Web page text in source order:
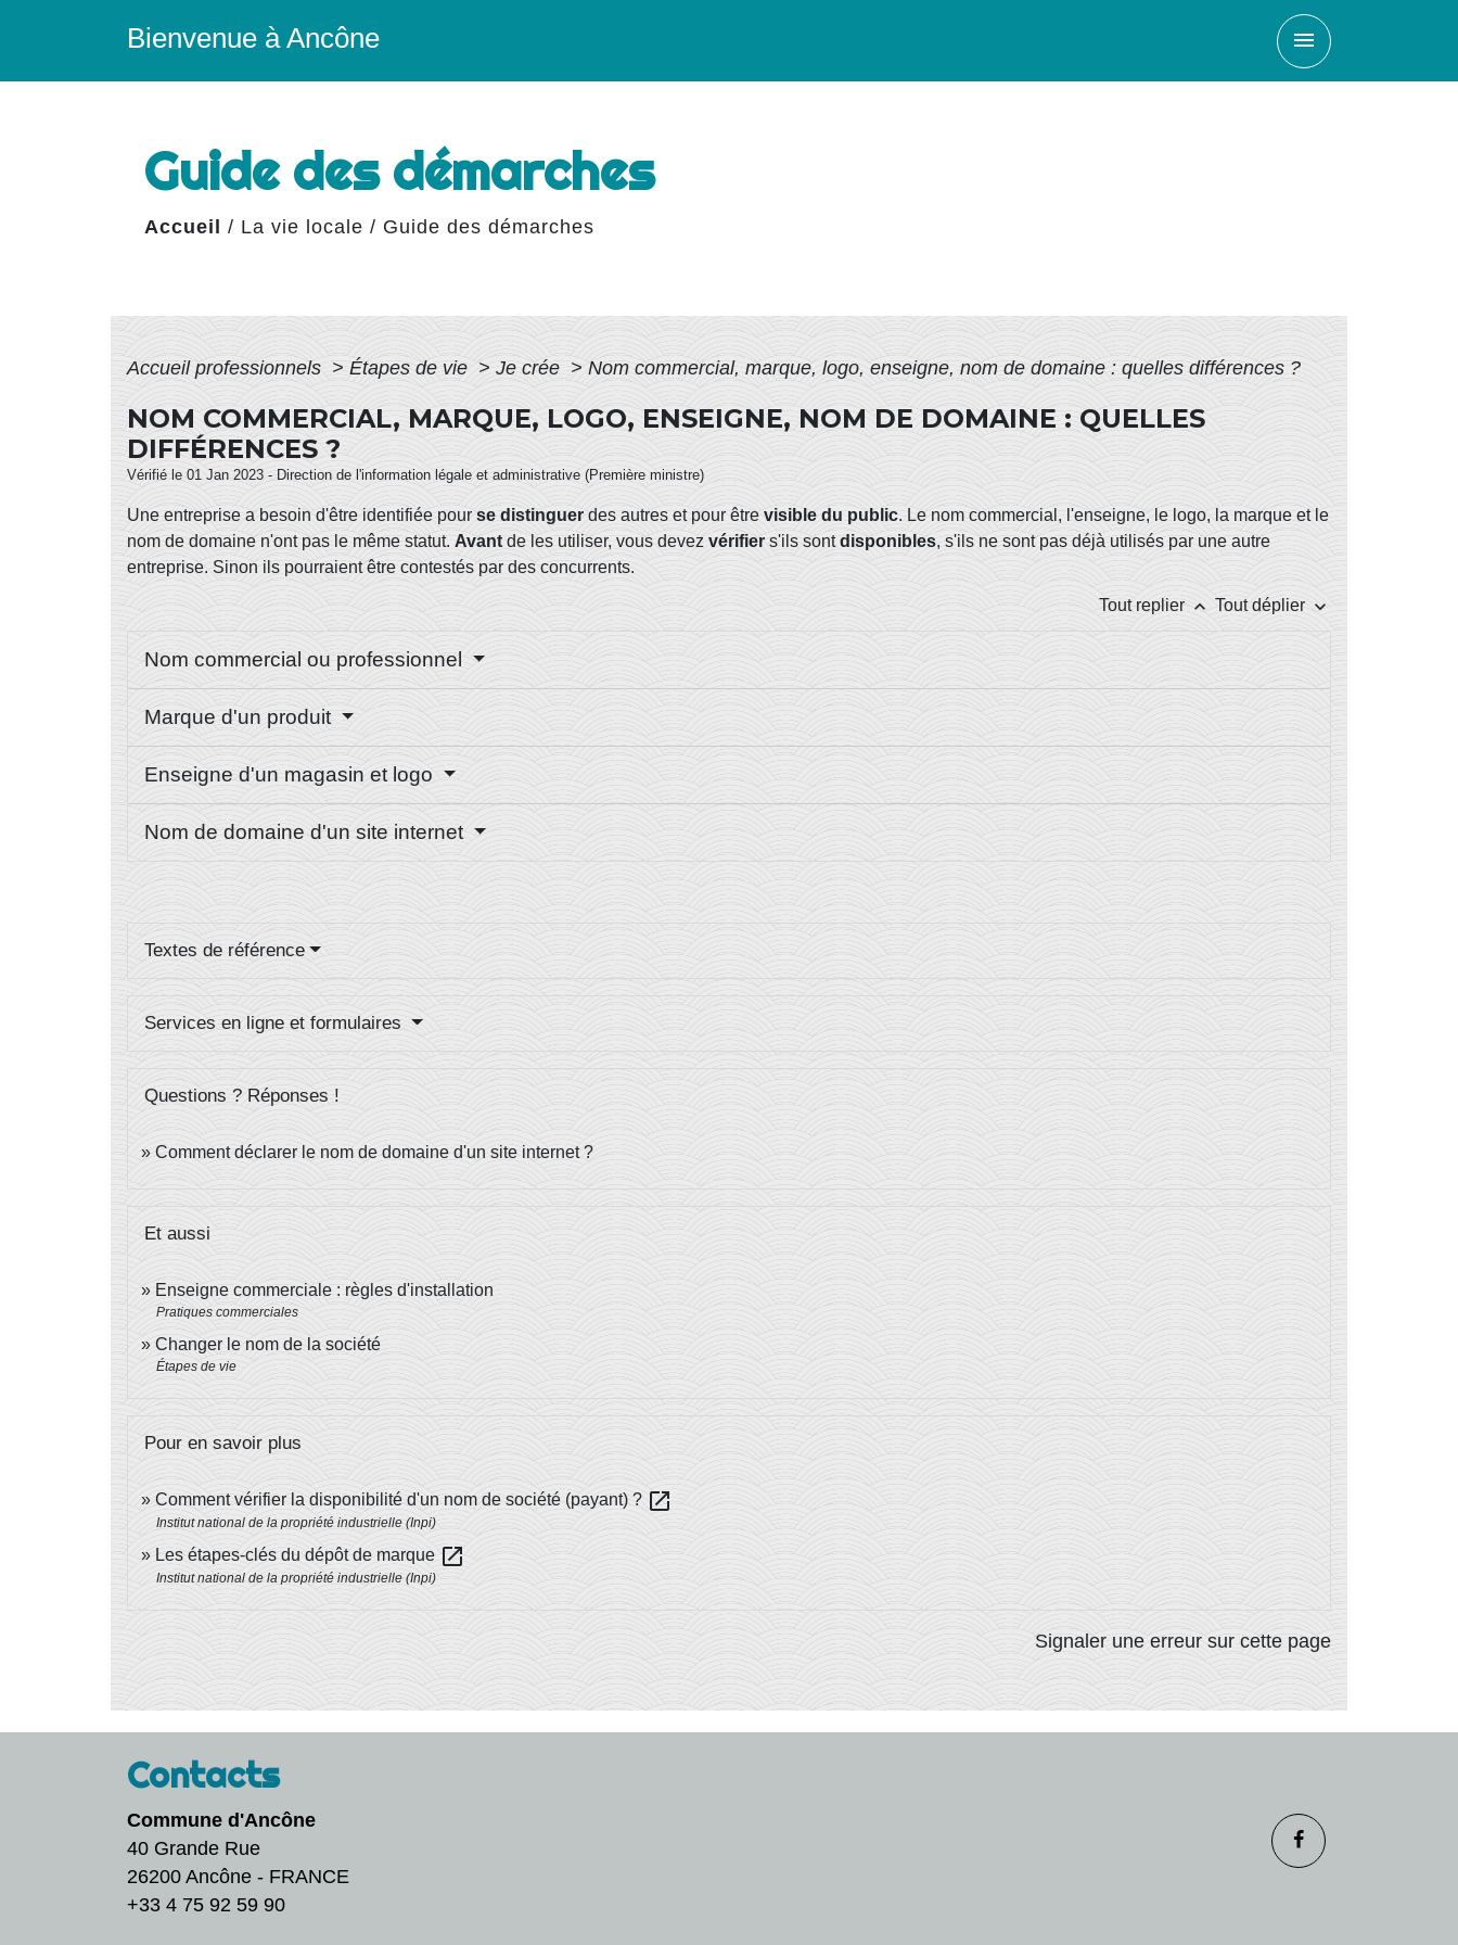
Bienvenue à Ancône menu
Guide des démarches
Accueil / La vie locale / Guide des démarches
Accueil professionnels > Étapes de vie > Je crée > Nom commercial, marque, logo, enseigne, nom de domaine : quelles différences ?
NOM COMMERCIAL, MARQUE, LOGO, ENSEIGNE, NOM DE DOMAINE : QUELLES
DIFFÉRENCES ?
Vérifié le 01 Jan 2023 - Direction de l'information légale et administrative (Première ministre)
Une entreprise a besoin d'être identifiée pour se distinguer des autres et pour être visible du public. Le nom commercial, l'enseigne, le logo, la marque et le
nom de domaine n'ont pas le même statut. Avant de les utiliser, vous devez vérifier s'ils sontdisponibles, s'ils ne sont pas déjà utilisés par une autre
entreprise. Sinon ils pourraient être contestés par des concurrents.
Tout replier keyboard_arrow_up Tout déplier keyboard_arrow_down
Nom commercial ou professionnel
Marque d'un produit
Enseigne d'un magasin et logo
Nom de domaine d'un site internet
Textes de référence
Services en ligne et formulaires
Questions ? Réponses !
Comment déclarer le nom de domaine d'un site internet ?
Et aussi
Enseigne commerciale : règles d'installation
Pratiques commerciales
Changer le nom de la société
Étapes de vie
Pour en savoir plus
Comment vérifier la disponibilité d'un nom de société (payant) ? open_in_new
Institut national de la propriété industrielle (Inpi)
Les étapes-clés du dépôt de marque open_in_new
Institut national de la propriété industrielle (Inpi)
Signaler une erreur sur cette page
Contacts
Commune d'Ancône
40 Grande Rue
26200 Ancône - FRANCE
+33 4 75 92 59 90